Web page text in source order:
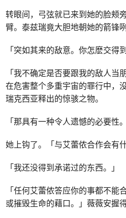
转眼间，弓弦就已来到她的脸颊
臂。泰兹瑞竟大胆地朝她的箭锋
「突如其来的敌意。你怎麽交得
「我不确定是否要跟我的敌人当
在危害整个多重宇宙的罪行中，
瑞克西亚释出的惊骇之物。
「那具有一种令人遗憾的必要性。
她上钩了。「与艾蕾侬合作会有
「我还没得到承诺过的东西。」
「任何艾蕾侬答应你的事都不能
或摧毁生命的藉口。」薇薇安握